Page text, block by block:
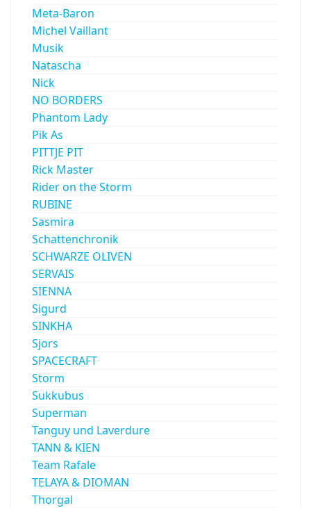
Meta-Baron
Michel Vaillant
Musik
Natascha
Nick
NO BORDERS
Phantom Lady
Pik As
PITTJE PIT
Rick Master
Rider on the Storm
RUBINE
Sasmira
Schattenchronik
SCHWARZE OLIVEN
SERVAIS
SIENNA
Sigurd
SINKHA
Sjors
SPACECRAFT
Storm
Sukkubus
Superman
Tanguy und Laverdure
TANN & KIEN
Team Rafale
TELAYA & DIOMAN
Thorgal